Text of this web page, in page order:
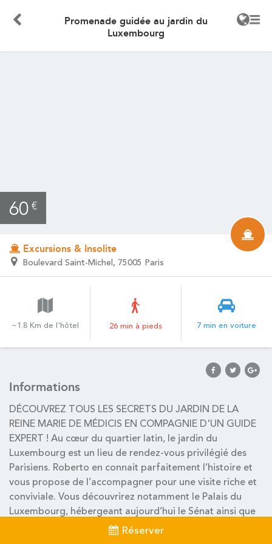
Promenade guidée au jardin du
Luxembourg
60 €
Excursions & Insolite
Boulevard Saint-Michel, 75005 Paris
~1.8 Km de l'hôtel 26 min à pieds 7 min en voiture
Informations
DÉCOUVREZ TOUS LES SECRETS DU JARDIN DE LA
REINE MARIE DE MÉDICIS EN COMPAGNIE D'UN GUIDE
EXPERT ! Au cœur du quartier latin, le jardin du
Luxembourg est un lieu de rendez-vous privilégié des
Parisiens. Roberto en connait parfaitement l’histoire et
vous propose de l’accompagner pour une visite riche et
conviviale. Vous découvrirez notamment le Palais du
Luxembourg, hébergeant aujourd’hui le Sénat ainsi que
le jardin aménagé par la Reine Marie de Médicis à
Réserver